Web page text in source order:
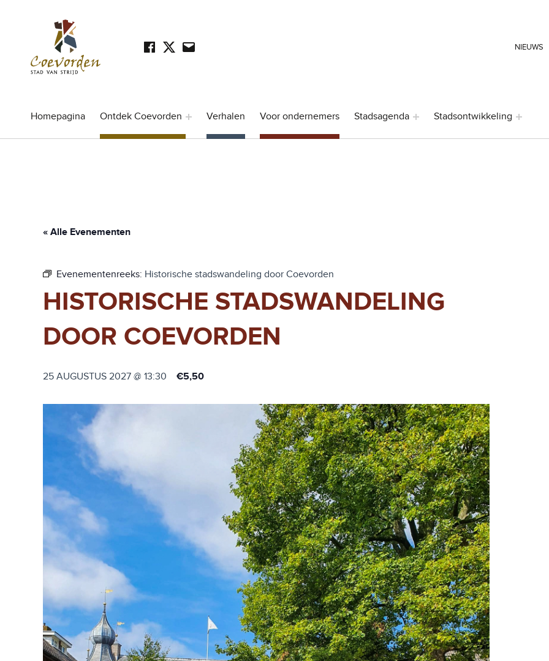
Stad Coevorden
STAD VAN STRIJD
SOCIAL LINKS
Facebook
Twitter
NIEUWS
Homepagina Ontdek Coevorden Verhalen Voor ondernemers Stadsagenda Stadsontwikkeling
« Alle Evenementen
Evenementenreeks: Historische stadswandeling door Coevorden
HISTORISCHE STADSWANDELING
DOOR COEVORDEN
25 AUGUSTUS 2027 @ 13:30 €5,50